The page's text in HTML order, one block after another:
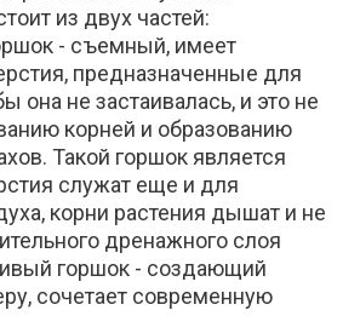
из двух частей:
- съемный, имеет
предназначенные для
она не застаивалась, и это не
корней и образованию
Такой горшок является
служат еще и для
корни растения дышат и не
дренажного слоя
горшок - создающий
сочетает современную